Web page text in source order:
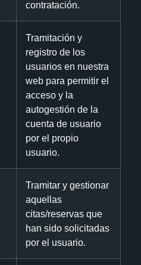
contratación.
Tramitación y
registro de los
usuarios en nuestra
web para permitir el
acceso y la
autogestión de la
cuenta de usuario
por el propio
usuario.
Tramitar y gestionar
aquellas
citas/reservas que
han sido solicitadas
por el usuario.